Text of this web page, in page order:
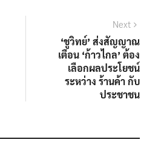
Next
‘ชูวิทย์’ ส่งสัญญาณ
เตือน ‘ก้าวไกล’ ต้อง
เลือกผลประโยชน์
ระหว่าง ร้านค้า กับ
ประชาชน